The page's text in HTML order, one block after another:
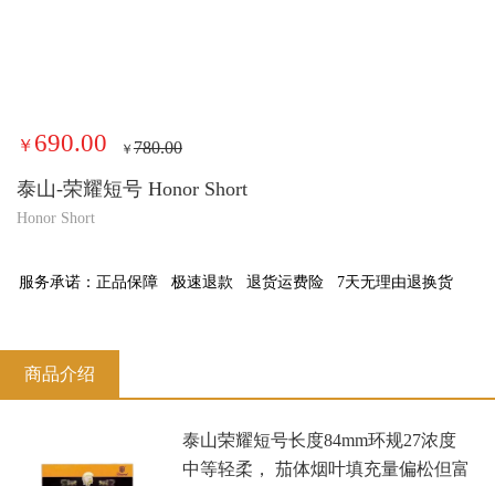
￥ 690.00 ￥780.00
泰山-荣耀短号 Honor Short
Honor Short
服务承诺： 正品保障 极速退款 退货运费险 7天无理由退换货
商品介绍
泰山荣耀短号长度84mm环规27浓度
中等轻柔， 茄体烟叶填充量偏松但富